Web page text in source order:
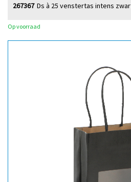
Ds à 25 venstertas intens
267367
Op voorraad